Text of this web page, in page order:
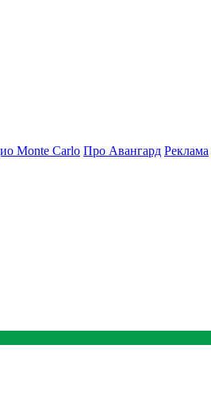
Monte Carlo Про Авангард Реклама